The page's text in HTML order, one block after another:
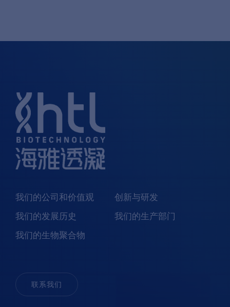
我们的公司和价值观
我们的发展历史
我们的生物聚合物
创新与研发
我们的生产部门
联系我们